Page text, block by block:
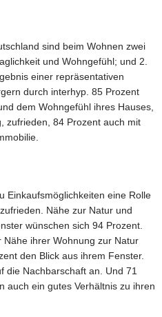
sind beim Wohnen zwei
und Wohngefühl; und 2.
einer repräsentativen
durch interhyp. 85 Prozent
dem Wohngefühl ihres Hauses,
zufrieden, 84 Prozent auch mit
Einkaufsmöglichkeiten eine Rolle
Nähe zur Natur und
wünschen sich 94 Prozent.
ihrer Wohnung zur Natur
den Blick aus ihrem Fenster.
die Nachbarschaft an. Und 71
auch ein gutes Verhältnis zu ihren